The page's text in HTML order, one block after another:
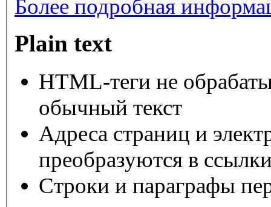
Более подробная
Plain text
HTML-теги не
обычный текст
Адреса страниц и
преобразуются в
Строки и параграфы